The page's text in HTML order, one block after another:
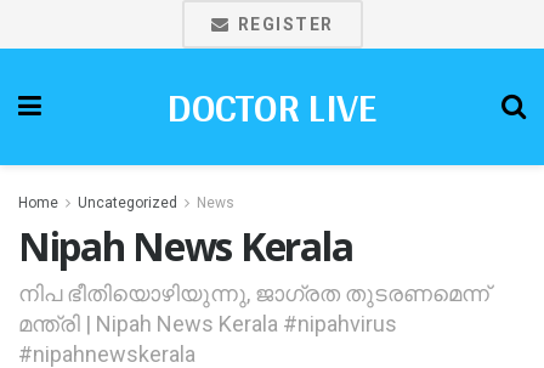
REGISTER
DOCTOR LIVE
Home Uncategorized News
Nipah News Kerala
നിപ ഭീതിയൊഴിയുന്നു, ജാഗ്രത തുടരണമെന്ന്
മന്ത്രി | Nipah News Kerala #nipahvirus
#nipahnewskerala